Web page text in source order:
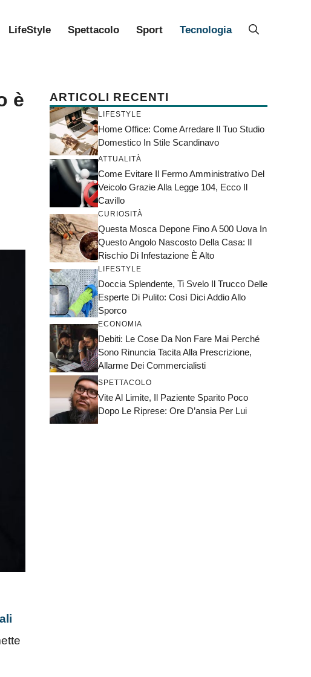
LifeStyle Spettacolo Sport Tecnologia
è
ARTICOLI RECENTI
LIFESTYLE
Home Office: Come Arredare Il Tuo Studio
Domestico In Stile Scandinavo
ATTUALITÀ
Come Evitare Il Fermo Amministrativo Del
Veicolo Grazie Alla Legge 104, Ecco Il
Cavillo
CURIOSITÀ
Questa Mosca Depone Fino A 500 Uova In
Questo Angolo Nascosto Della Casa: Il
Rischio Di Infestazione È Alto
LIFESTYLE
Doccia Splendente, Ti Svelo Il Trucco Delle
Esperte Di Pulito: Così Dici Addio Allo
Sporco
ECONOMIA
Debiti: Le Cose Da Non Fare Mai Perché
Sono Rinuncia Tacita Alla Prescrizione,
Allarme Dei Commercialisti
SPETTACOLO
Vite Al Limite, Il Paziente Sparito Poco
Dopo Le Riprese: Ore D’ansia Per Lui